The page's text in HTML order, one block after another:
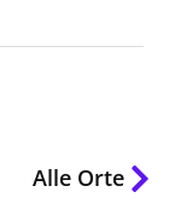
Alle Orte